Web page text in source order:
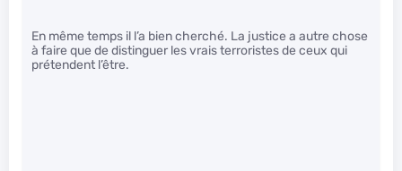
En même temps il l’a bien cherché. La justice a autre chose
à faire que de distinguer les vrais terroristes de ceux qui
prétendent l’être.